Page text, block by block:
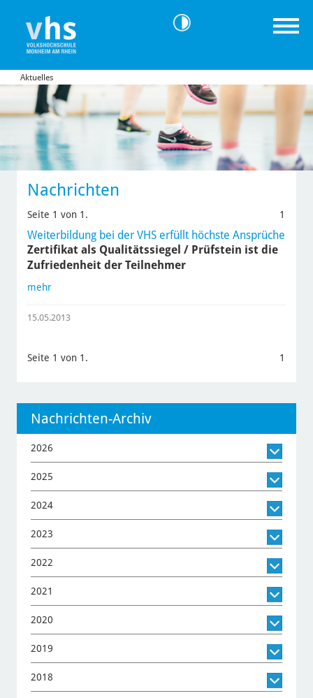
Aktuelles
Nachrichten
Seite 1 von 1. 1
Weiterbildung bei der VHS erfüllt höchste Ansprüche
Zertifikat als Qualitätssiegel / Prüfstein ist die
Zufriedenheit der Teilnehmer
mehr
15.05.2013
Seite 1 von 1. 1
Nachrichten-Archiv
2026
2025
2024
2023
2022
2021
2020
2019
2018